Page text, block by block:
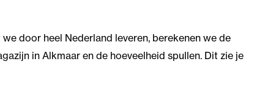
door heel Nederland leveren, berekenen we de
in Alkmaar en de hoeveelheid spullen. Dit zie je